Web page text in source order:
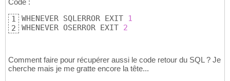
Code :
1
2
WHENEVER SQLERROR EXIT 1
WHENEVER OSERROR EXIT 2
Comment faire pour récupérer aussi le code retour du SQL ? Je
cherche mais je me gratte encore la tête...